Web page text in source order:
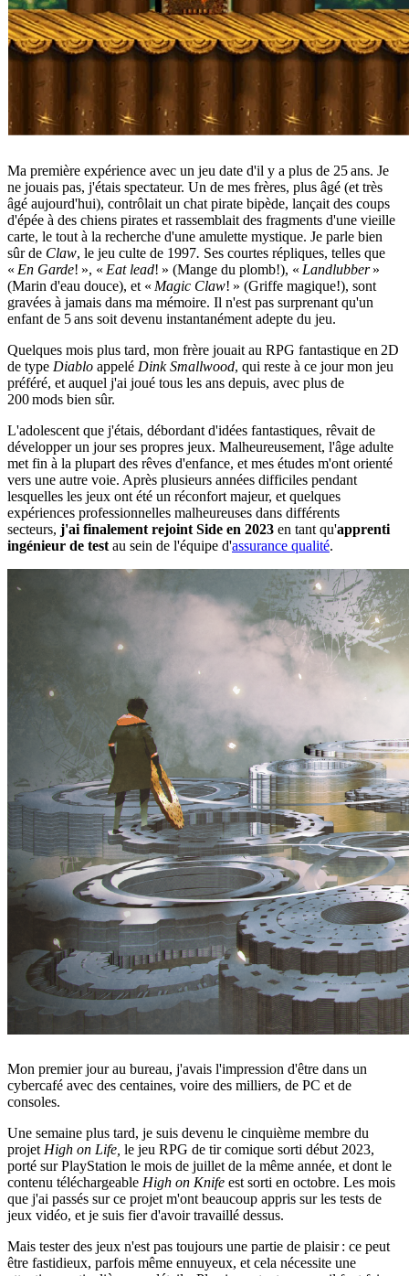
Ma première expérience avec un jeu date d'il y a plus de 25 ans. Je
ne jouais pas, j'étais spectateur. Un de mes frères, plus âgé (et très
âgé aujourd'hui), contrôlait un chat pirate bipède, lançait des coups
d'épée à des chiens pirates et rassemblait des fragments d'une vieille
carte, le tout à la recherche d'une amulette mystique. Je parle bien
sûr de Claw, le jeu culte de 1997. Ses courtes répliques, telles que
« En Garde! », « Eat lead! » (Mange du plomb!), « Landlubber»
(Marin d'eau douce), et « Magic Claw! » (Griffe magique!), sont
gravées à jamais dans ma mémoire. Il n'est pas surprenant qu'un
enfant de 5 ans soit devenu instantanément adepte du jeu.
Quelques mois plus tard, mon frère jouait au RPG fantastique en 2D
de type Diablo appelé Dink Smallwood, qui reste à ce jour mon jeu
préféré, et auquel j'ai joué tous les ans depuis, avec plus de
200 mods bien sûr.
L'adolescent que j'étais, débordant d'idées fantastiques, rêvait de
développer un jour ses propres jeux. Malheureusement, l'âge adulte
met fin à la plupart des rêves d'enfance, et mes études m'ont orienté
vers une autre voie. Après plusieurs années difficiles pendant
lesquelles les jeux ont été un réconfort majeur, et quelques
expériences professionnelles malheureuses dans différents
secteurs, j'ai finalement rejoint Side en 2023 en tant qu'apprenti
ingénieur de test au sein de l'équipe d'assurance qualité.
Mon premier jour au bureau, j'avais l'impression d'être dans un
cybercafé avec des centaines, voire des milliers, de PC et de
consoles.
Une semaine plus tard, je suis devenu le cinquième membre du
projet High on Life, le jeu RPG de tir comique sorti début 2023,
porté sur PlayStation le mois de juillet de la même année, et dont le
contenu téléchargeable High on Knife est sorti en octobre. Les mois
que j'ai passés sur ce projet m'ont beaucoup appris sur les tests de
jeux vidéo, et je suis fier d'avoir travaillé dessus.
Mais tester des jeux n'est pas toujours une partie de plaisir : ce peut
être fastidieux, parfois même ennuyeux, et cela nécessite une